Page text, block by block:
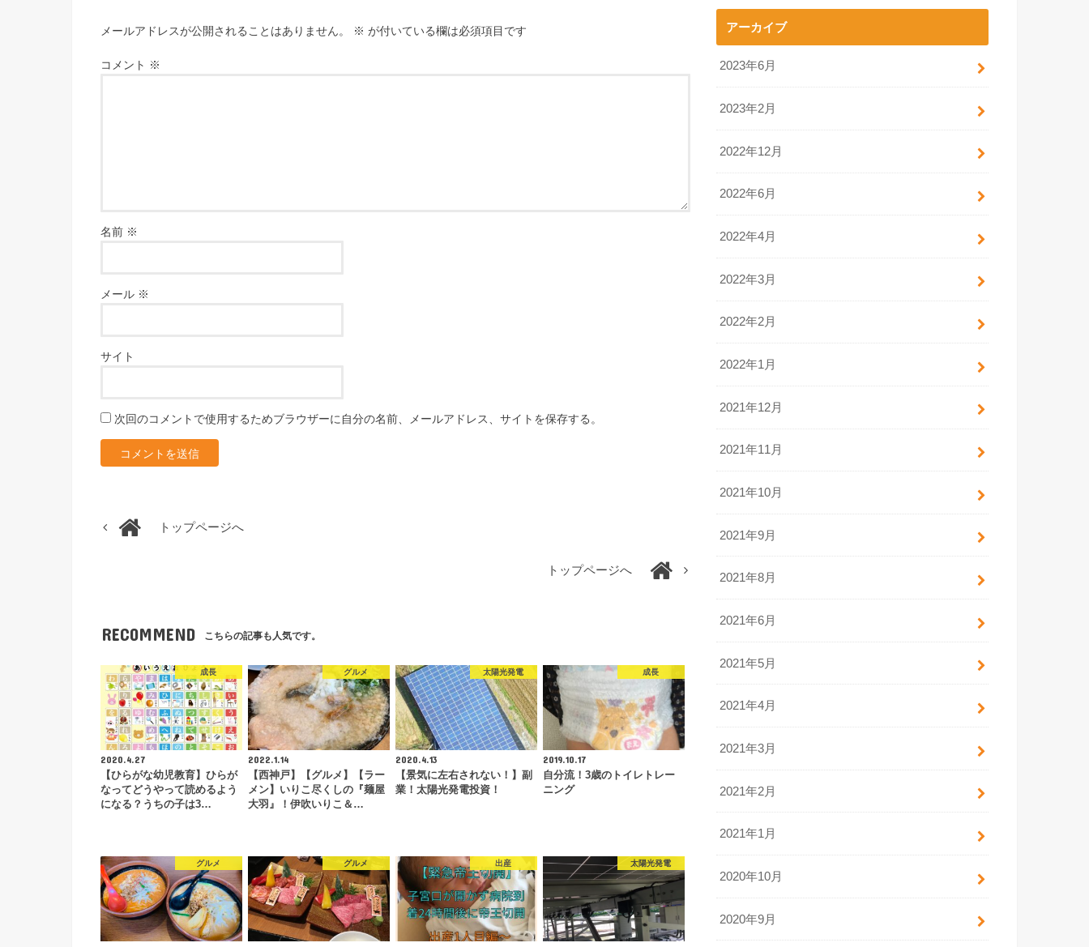
メールアドレスが公開されることはありません。 ※ が付いている欄は必須項目です
コメント ※
名前 ※
メール ※
サイト
次回のコメントで使用するためブラウザーに自分の名前、メールアドレス、サイトを保存する。
トップページへ
トップページへ
RECOMMEND こちらの記事も人気です。
成長
2020.4.27
【ひらがな幼児教育】ひらが
なってどうやって読めるよう
になる？うちの子は3…
グルメ
2022.1.14
【西神戸】【グルメ】【ラー
メン】いりこ尽くしの『麺屋
大羽』！伊吹いりこ＆…
太陽光発電
2020.4.13
【景気に左右されない！】副
業！太陽光発電投資！
成長
2019.10.17
自分流！3歳のトイレトレー
ニング
グルメ グルメ 出産 太陽光発電
アーカイブ
2023年6月
2023年2月
2022年12月
2022年6月
2022年4月
2022年3月
2022年2月
2022年1月
2021年12月
2021年11月
2021年10月
2021年9月
2021年8月
2021年6月
2021年5月
2021年4月
2021年3月
2021年2月
2021年1月
2020年10月
2020年9月